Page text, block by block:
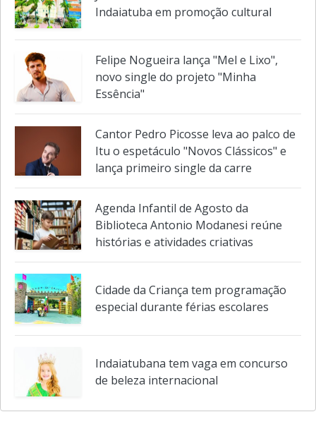
Jornada do Patrimônio de SP inclui
Indaiatuba em promoção cultural
Felipe Nogueira lança "Mel e Lixo",
novo single do projeto "Minha
Essência"
Cantor Pedro Picosse leva ao palco de
Itu o espetáculo "Novos Clássicos" e
lança primeiro single da carre
Agenda Infantil de Agosto da
Biblioteca Antonio Modanesi reúne
histórias e atividades criativas
Cidade da Criança tem programação
especial durante férias escolares
Indaiatubana tem vaga em concurso
de beleza internacional